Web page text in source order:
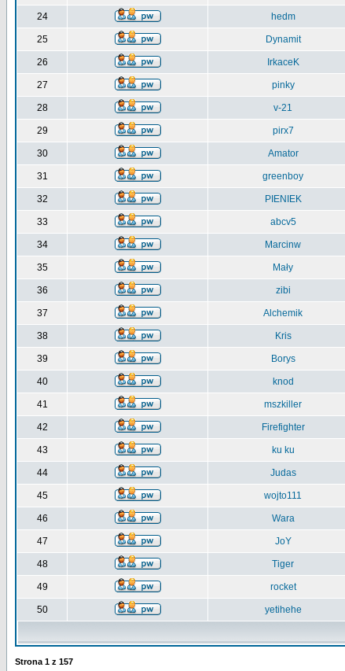
24 hedm
25 Dynamit
26 IrkaceK
27 pinky
28 v-21
29 pirx7
30 Amator
31 greenboy
32 PIENIEK
33 abcv5
34 Marcinw
35 Mały
36 zibi
37 Alchemik
38 Kris
39 Borys
40 knod
41 mszkiller
42 Firefighter
43 ku ku
44 Judas
45 wojto111
46 Wara
47 JoY
48 Tiger
49 rocket
50 yetihehe
Strona 1 z 157